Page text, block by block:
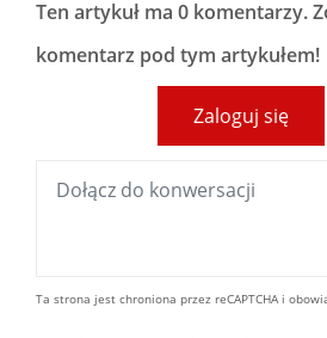
Ten artykuł ma 0 komentarzy.
komentarz pod tym artykułem!
Zaloguj się
Ta strona jest chroniona przez reCAPTCHA i